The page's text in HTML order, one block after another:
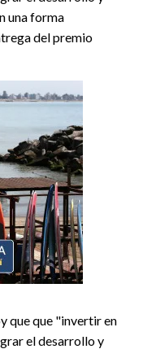
una forma
del premio
que que "invertir en
el desarrollo y